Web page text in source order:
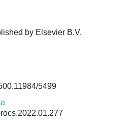
by Elsevier B.V.
5499